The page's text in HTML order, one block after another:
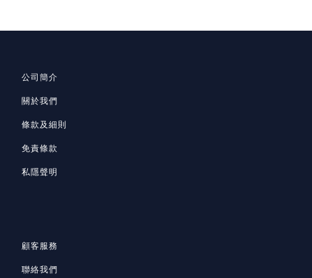
公司簡介
關於我們
條款及細則
免責條款
私隱聲明
顧客服務
聯絡我們